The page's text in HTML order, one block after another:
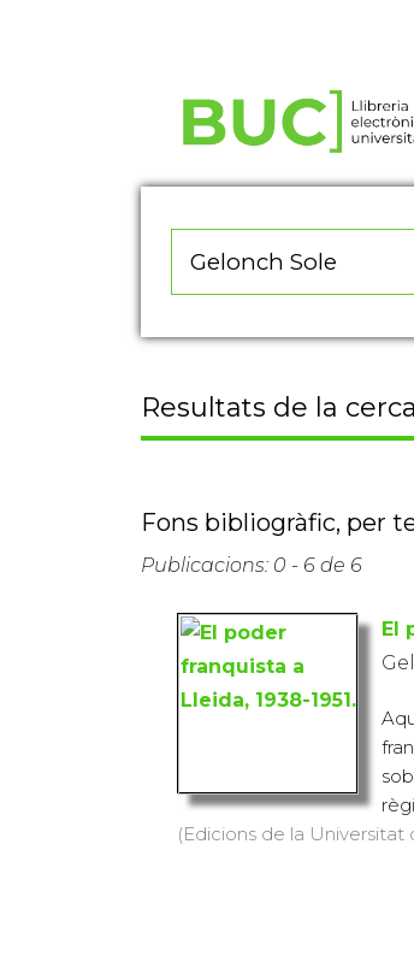
Resultats de la
Fons bibliogràfic, per
Publicacions: 0 - 6 de 6
El
(Edicions de la Universitat